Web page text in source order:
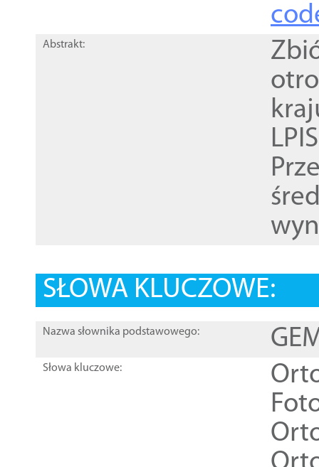
Abstrakt:
SŁOWA KLUCZOWE:
Nazwa słownika podstawowego:
Słowa kluczowe: